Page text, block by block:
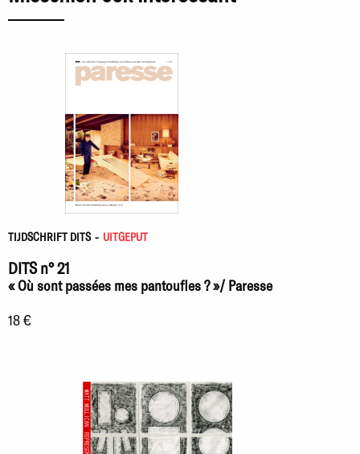
TIJDSCHRIFT DITS - UITGEPUT
DITS n° 21
« Où sont passées mes pantoufles ? »/ Paresse
18 €